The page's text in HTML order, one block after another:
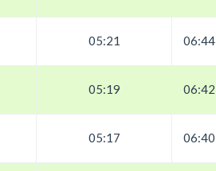
05:21 06:44
05:19 06:42
05:17 06:40